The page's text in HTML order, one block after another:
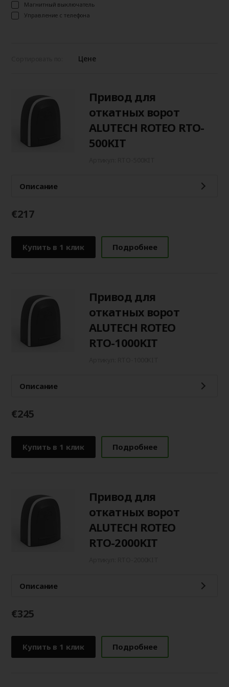
Магнитный выключатель
Управление с телефона
Цене
Привод для
откатных ворот
ALUTECH ROTEO RTO-
500KIT
Описание
€217
Купить в 1 клик Подробнее
Привод для
откатных ворот
ALUTECH ROTEO
RTО-1000KIT
Описание
€245
Купить в 1 клик Подробнее
Привод для
откатных ворот
ALUTECH ROTEO
RTО-2000KIT
Описание
€325
Купить в 1 клик Подробнее